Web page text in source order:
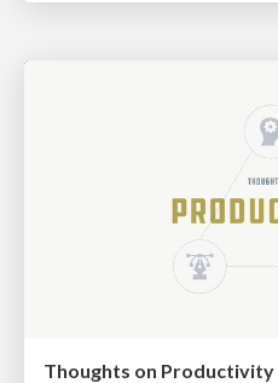
Thoughts on Productivity